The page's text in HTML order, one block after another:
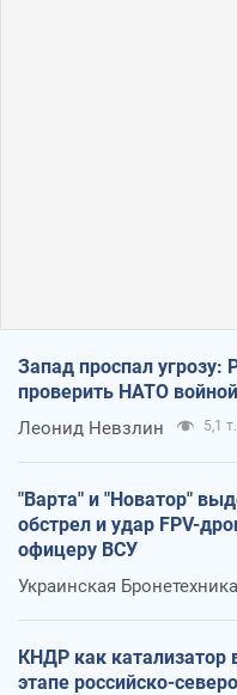
Запад проспал угрозу:
проверить НАТО войной
Леонид Невзлин 5,1 т.
"Варта" и "Новатор"
обстрел и удар FPV-
офицеру ВСУ
Украинская Бронетехника
КНДР как катализатор
этапе российско-